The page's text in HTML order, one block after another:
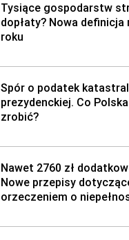
Tysiące gospodarstw
dopłaty? Nowa definicja
roku
Spór o podatek
prezydenckiej. Co
zrobić?
Nawet 2760 zł
Nowe przepisy
orzeczeniem o